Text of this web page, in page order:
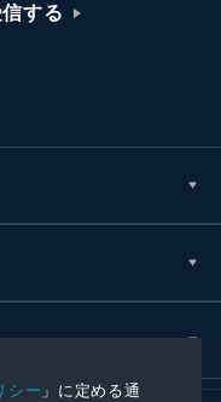
シー 」に定める通
する